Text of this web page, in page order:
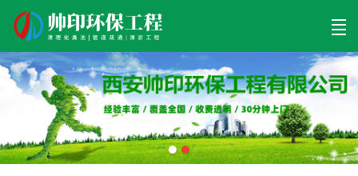
首页 清理工程 清淤工程 污泥工程 清淤检测